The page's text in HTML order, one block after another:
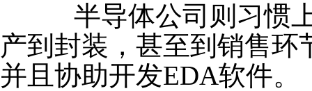
半导体公司则习惯上
产到封装，甚至到销售
并且协助开发EDA软件。